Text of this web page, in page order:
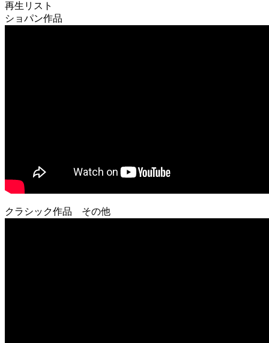
再生リスト
ショパン作品
クラシック作品 その他